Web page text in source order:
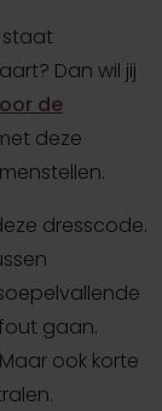
staat
Dan wil jij
de
deze
dresscode.
gaan.
ook korte